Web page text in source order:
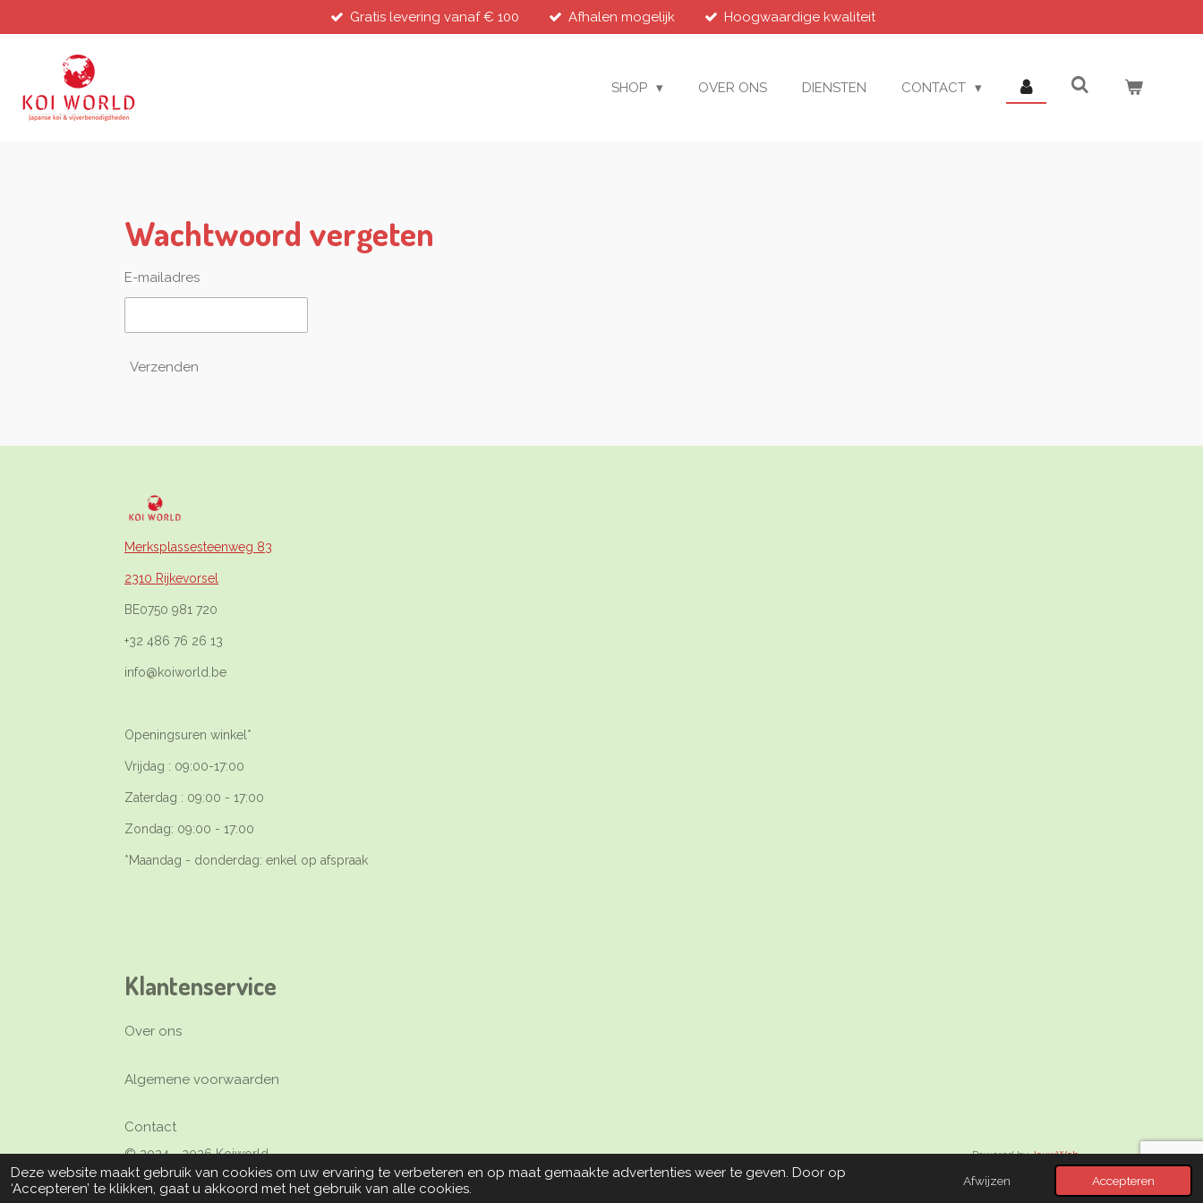
Deze website maakt gebruik van cookies om uw ervaring te verbeteren en op maat gemaakte advertenties weer te geven. Door op
‘Accepteren’ te klikken, gaat u akkoord met het gebruik van alle cookies.
Afwijzen Accepteren
direct
hoofdinhoud
Gratis levering vanaf € 100 Afhalen mogelijk Hoogwaardige kwaliteit
SHOP OVER ONS DIENSTEN CONTACT
Wachtwoord vergeten
E-mailadres
Verzenden
Merksplassesteenweg 83
2310 Rijkevorsel
BE0750 981 720
+32 486 76 26 13
info@koiworld.be
Openingsuren winkel*
Vrijdag : 09:00-17:00
Zaterdag : 09:00 - 17:00
Zondag: 09:00 - 17:00
*Maandag - donderdag: enkel op afspraak
Klantenservice
Over ons
Algemene voorwaarden
Contact
© 2024 - 2026 Koiworld Powered byJouwWeb